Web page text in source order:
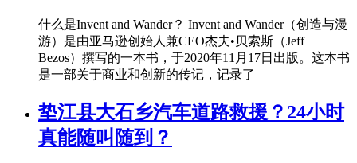
什么是Invent and Wander？ Invent and Wander（创造与漫
游）是由亚马逊创始人兼CEO杰夫•贝索斯（Jeff
Bezos）撰写的一本书，于2020年11月17日出版。这本书
是一部关于商业和创新的传记，记录了
垫江县大石乡汽车道路救援？24小时
真能随叫随到？